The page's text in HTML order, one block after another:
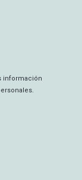
información